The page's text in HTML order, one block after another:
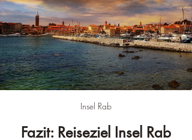
Insel Rab
Fazit: Reiseziel Insel Rab